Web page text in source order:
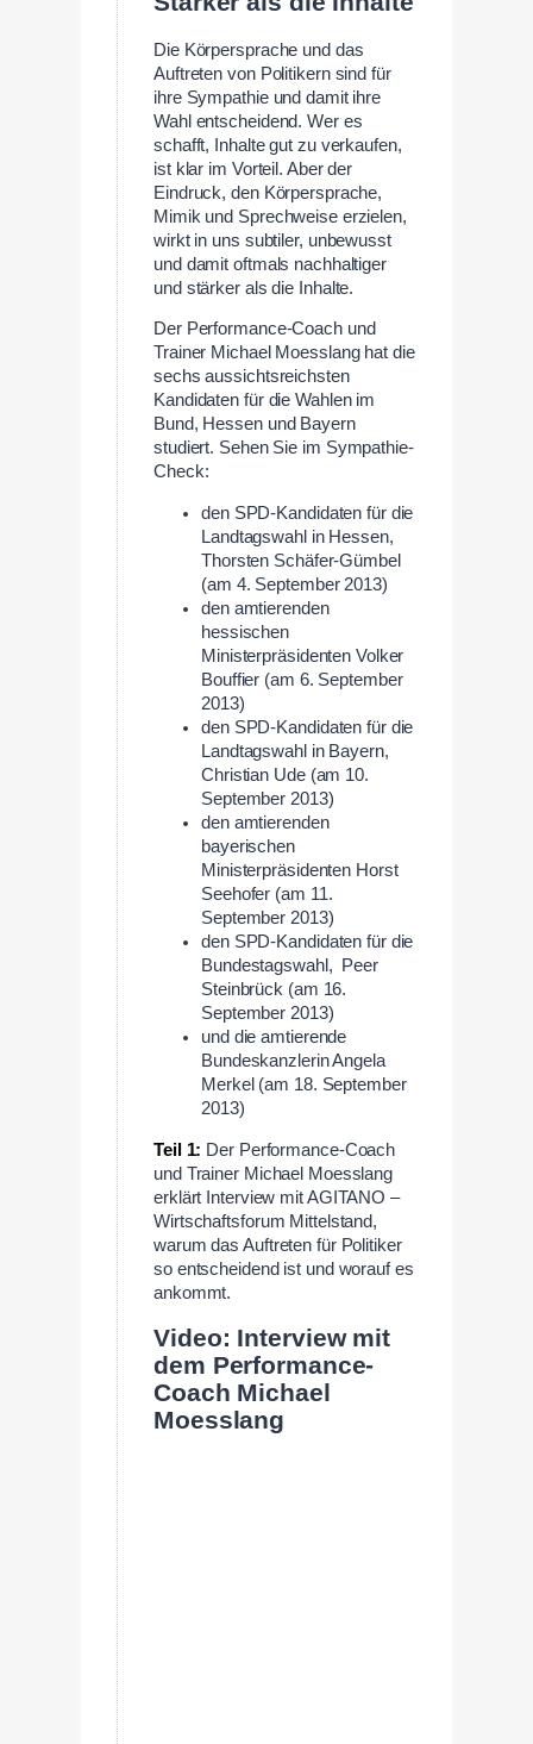
Die Körpersprache und das
Auftreten von Politikern sind für
ihre Sympathie und damit ihre
Wahl entscheidend. Wer es
schafft, Inhalte gut zu verkaufen,
ist klar im Vorteil. Aber der
Eindruck, den Körpersprache,
Mimik und Sprechweise erzielen,
wirkt in uns subtiler, unbewusst
und damit oftmals nachhaltiger
und stärker als die Inhalte.
Der Performance-Coach und
Trainer Michael Moesslang hat die
sechs aussichtsreichsten
Kandidaten für die Wahlen im
Bund, Hessen und Bayern
studiert. Sehen Sie im Sympathie-
Check:
den SPD-Kandidaten für die
Landtagswahl in Hessen,
Thorsten Schäfer-Gümbel
(am 4. September 2013)
den amtierenden
hessischen
Ministerpräsidenten Volker
Bouffier (am 6. September
2013)
den SPD-Kandidaten für die
Landtagswahl in Bayern,
Christian Ude (am 10.
September 2013)
den amtierenden
bayerischen
Ministerpräsidenten Horst
Seehofer (am 11.
September 2013)
den SPD-Kandidaten für die
Bundestagswahl, Peer
Steinbrück (am 16.
September 2013)
und die amtierende
Bundeskanzlerin Angela
Merkel (am 18. September
2013)
Teil 1: Der Performance-Coach
und Trainer Michael Moesslang
erklärt Interview mit AGITANO –
Wirtschaftsforum Mittelstand,
warum das Auftreten für Politiker
so entscheidend ist und worauf es
ankommt.
Video: Interview mit
dem Performance-
Coach Michael
Moesslang